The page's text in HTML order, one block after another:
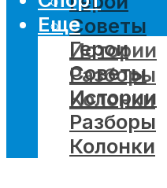
Советы
Истории
Разборы
Колонки
Еще
Герои
Советы
Истории
Разборы
Колонки